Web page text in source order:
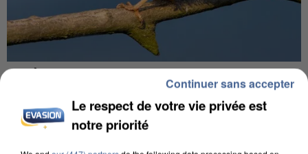
APRÈS TOUTES CES CANICULES, LES REFUGES
DE FAUNE SAUVAGE SONT...
Le respect de votre vie privée est
notre priorité
Continuer sans accepter